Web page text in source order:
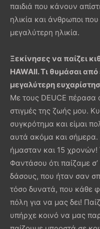
παιδιά που κάνουν
ηλικία και άνθρωποι
μεγαλύτερη ηλικία.
Ξεκίνησες να παίζει
HAWAII. Τι θυμάσαι
μεγαλύτερη
Με τους DEUCE πέρασα
στιγμές της ζωής μου.
συγκρότημα και είμαι
αυτά ακόμα και
ήμασταν και 15
Φαντάσου ότι παίζαμε
δάσους, που ήταν σαν
τόσο δυνατά, που κάθε
πόλη για να μας δει!
υπήρχε κοινό να μας